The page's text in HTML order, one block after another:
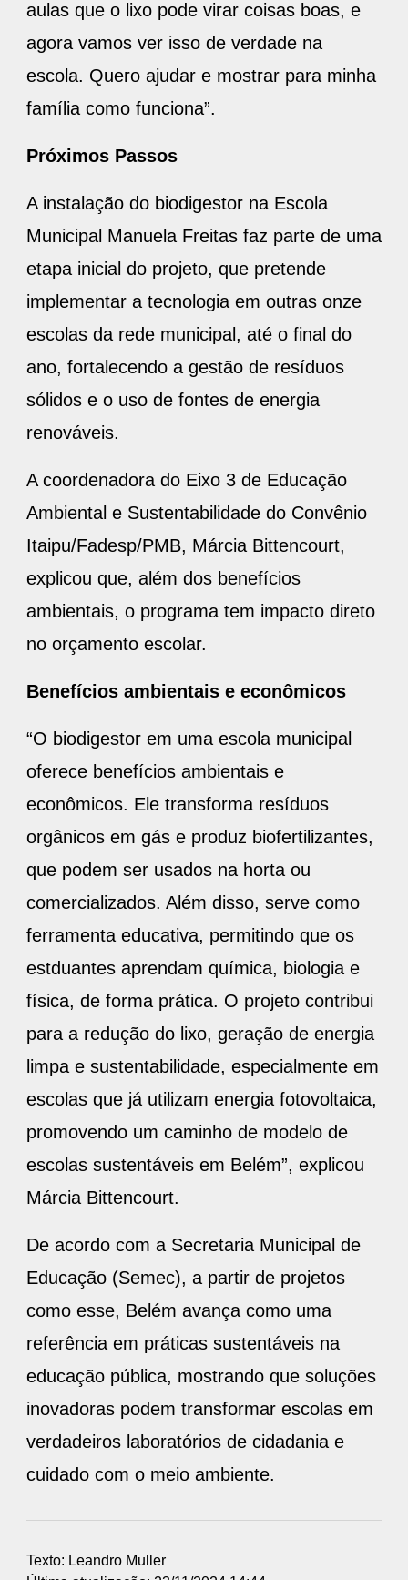
agora vamos ver isso de verdade na
escola. Quero ajudar e mostrar para minha
família como funciona”.
Municipal Manuela Freitas faz parte de uma
etapa inicial do projeto, que pretende
implementar a tecnologia em outras onze
escolas da rede municipal, até o final do
ano, fortalecendo a gestão de resíduos
sólidos e o uso de fontes de energia
renováveis.
Ambiental e Sustentabilidade do Convênio
Itaipu/Fadesp/PMB, Márcia Bittencourt,
explicou que, além dos benefícios
ambientais, o programa tem impacto direto
no orçamento escolar.
oferece benefícios ambientais e
econômicos. Ele transforma resíduos
orgânicos em gás e produz biofertilizantes,
que podem ser usados na horta ou
comercializados. Além disso, serve como
ferramenta educativa, permitindo que os
estduantes aprendam química, biologia e
física, de forma prática. O projeto contribui
para a redução do lixo, geração de energia
limpa e sustentabilidade, especialmente em
escolas que já utilizam energia fotovoltaica,
promovendo um caminho de modelo de
escolas sustentáveis em Belém”, explicou
Márcia Bittencourt.
Educação (Semec), a partir de projetos
como esse, Belém avança como uma
referência em práticas sustentáveis na
educação pública, mostrando que soluções
inovadoras podem transformar escolas em
verdadeiros laboratórios de cidadania e
cuidado com o meio ambiente.
Última atualização: 23/11/2024 14:44